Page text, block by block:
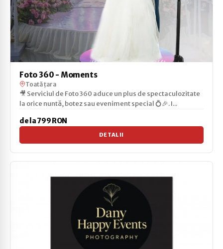
Foto 360 - Moments
Toată țara
🎥 Serviciul de Foto 360 aduce un plus de spectaculozitate
la orice nuntă, botez sau eveniment special 💍🎉. I...
de la 799 RON
DETALII